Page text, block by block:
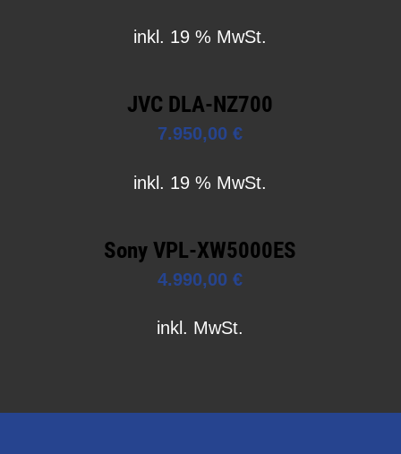
inkl. 19 % MwSt.
JVC DLA-NZ700
7.950,00€
inkl. 19 % MwSt.
Sony VPL-XW5000ES
4.990,00€
inkl. MwSt.